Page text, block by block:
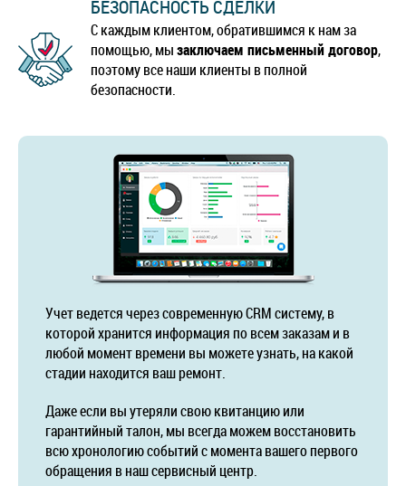
БЕЗОПАСНОСТЬ СДЕЛКИ
С каждым клиентом, обратившимся к нам за
помощью, мызаключаем письменный договор,
поэтому все наши клиенты в полной
безопасности.
Учет ведется через современную CRM систему, в
которой хранится информация по всем заказам и в
любой момент времени вы можете узнать, на какой
стадии находится ваш ремонт.
Даже если вы утеряли свою квитанцию или
гарантийный талон, мы всегда можем восстановить
всю хронологию событий с момента вашего первого
обращения в наш сервисный центр.